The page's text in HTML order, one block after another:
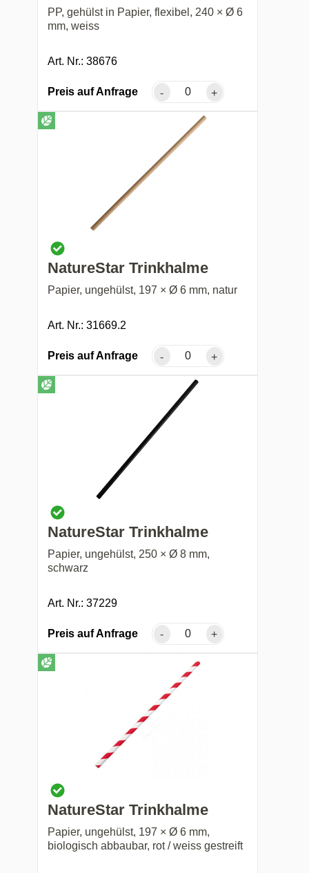
PP, gehülst in Papier, flexibel, 240 × Ø 6
mm, weiss
Art. Nr.: 38676
Preis auf Anfrage - +
NatureStar Trinkhalme
Papier, ungehülst, 197 × Ø 6 mm, natur
Art. Nr.: 31669.2
Preis auf Anfrage - +
NatureStar Trinkhalme
Papier, ungehülst, 250 × Ø 8 mm,
schwarz
Art. Nr.: 37229
Preis auf Anfrage - +
NatureStar Trinkhalme
Papier, ungehülst, 197 × Ø 6 mm,
biologisch abbaubar, rot / weiss gestreift